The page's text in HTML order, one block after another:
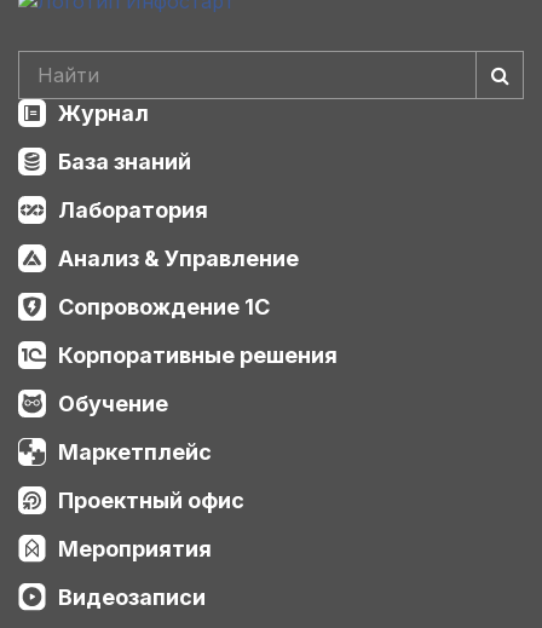
Журнал
База знаний
Лаборатория
Анализ & Управление
Сопровождение 1С
Корпоративные решения
Обучение
Маркетплейс
Проектный офис
Мероприятия
Видеозаписи